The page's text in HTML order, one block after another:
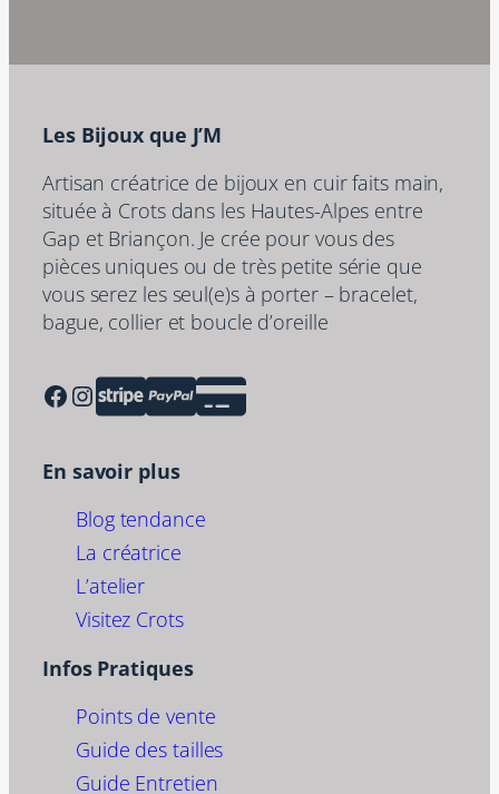
Les Bijoux que J’M
Artisan créatrice de bijoux en cuir faits main,
située à Crots dans les Hautes-Alpes entre
Gap et Briançon. Je crée pour vous des
pièces uniques ou de très petite série que
vous serez les seul(e)s à porter – bracelet,
bague, collier et boucle d’oreille
Facebook Instagram
En savoir plus
Blog tendance
La créatrice
L’atelier
Visitez Crots
Infos Pratiques
Points de vente
Guide des tailles
Guide Entretien